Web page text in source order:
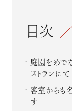
目次
庭園をめで
ストランにて
客室からも
す